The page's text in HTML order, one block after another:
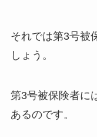
それでは第3号被
しょう。
第3号被保険者に
あるのです。